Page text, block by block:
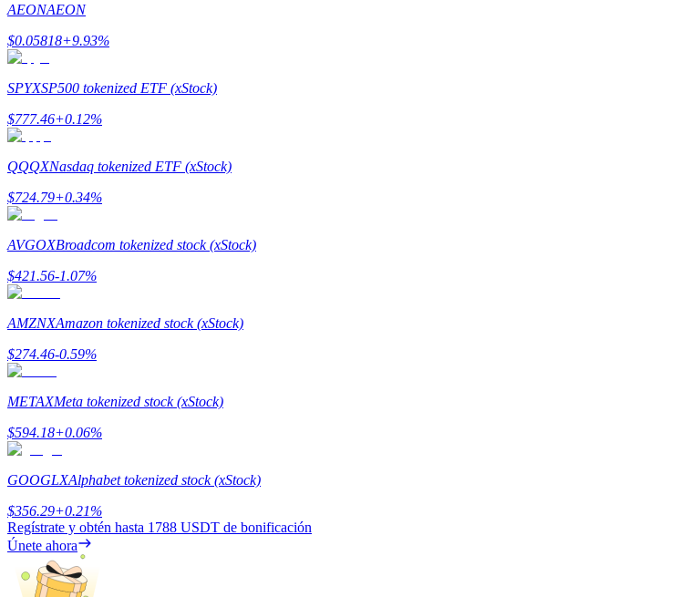
Información
Análisis de big data que incluye información comercial, etc.
Guía
Guía de inicio de futuros
Estrategias comerciales
Aprenda cómo mantenerse rentable
AEONAEON
$0.05818+9.93%
SPYXSP500 tokenized ETF (xStock)
$777.46+0.12%
QQQXNasdaq tokenized ETF (xStock)
$724.79+0.34%
AVGOXBroadcom tokenized stock (xStock)
$421.56-1.07%
AMZNXAmazon tokenized stock (xStock)
$274.46-0.59%
METAXMeta tokenized stock (xStock)
$594.18+0.06%
GOOGLXAlphabet tokenized stock (xStock)
$356.29+0.21%
Regístrate y obtén hasta 1788 USDT de bonificación
Únete ahora